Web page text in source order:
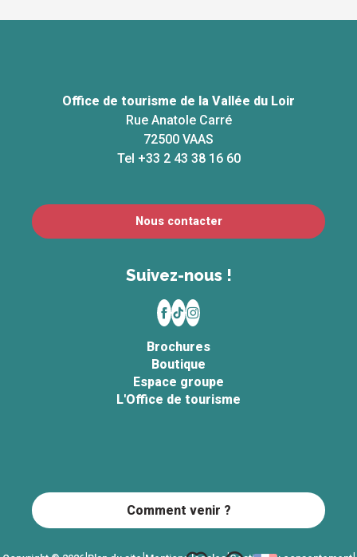
Office de tourisme de la Vallée du Loir
Rue Anatole Carré
72500 VAAS
Tel +33 2 43 38 16 60
Nous contacter
Suivez-nous !
Brochures
Boutique
Espace groupe
L'Office de tourisme
Comment venir ?